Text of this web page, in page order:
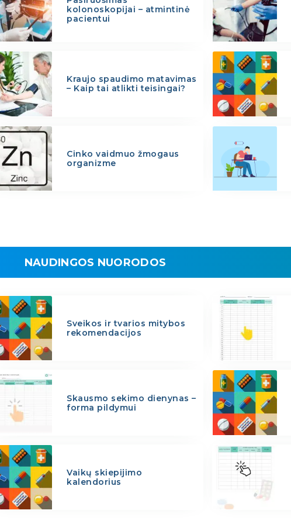
kolonoskopijai – atmintinė
pacientui
Kraujo spaudimo matavimas
– Kaip tai atlikti teisingai?
Cinko vaidmuo žmogaus
organizme
NAUDINGOS NUORODOS
Sveikos ir tvarios mitybos
rekomendacijos
Skausmo sekimo dienynas –
forma pildymui
Vaikų skiepijimo
kalendorius